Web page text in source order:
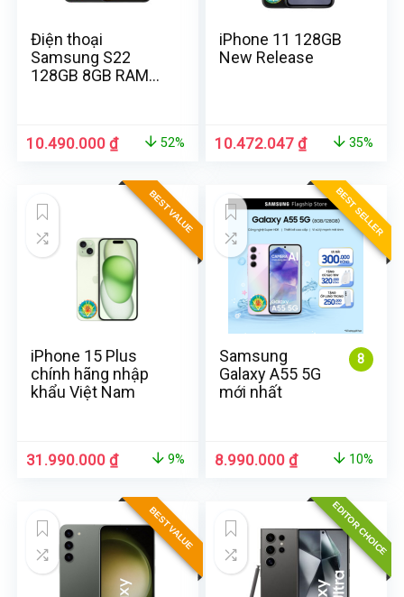
Điện thoại
Samsung S22
128GB 8GB RAM
10.490.000₫ 52%
iPhone 11 128GB
New Release
10.472.047₫ 35%
BEST VALUE
iPhone 15 Plus
chính hãng nhập
khẩu Việt Nam
31.990.000₫ 9%
BEST SELLER
8
Samsung
Galaxy A55 5G
mới nhất
8.990.000₫ 10%
BEST VALUE EDITOR CHOICE